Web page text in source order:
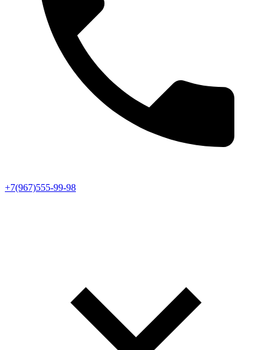
+7(967)555-99-98